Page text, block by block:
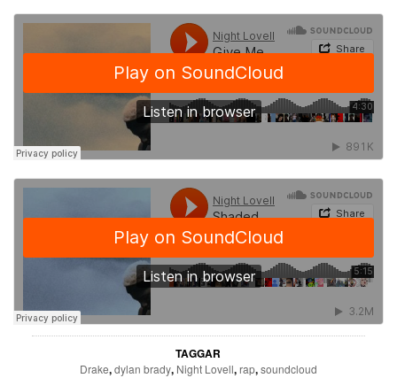
TAGGAR
Drake,dylan brady, Night Lovell,rap,soundcloud